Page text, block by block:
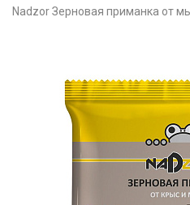
Nadzor Зерновая приманка от